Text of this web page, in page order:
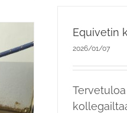
Equivetin
2026/01/07